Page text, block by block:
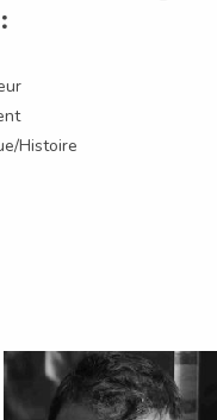
Histoire